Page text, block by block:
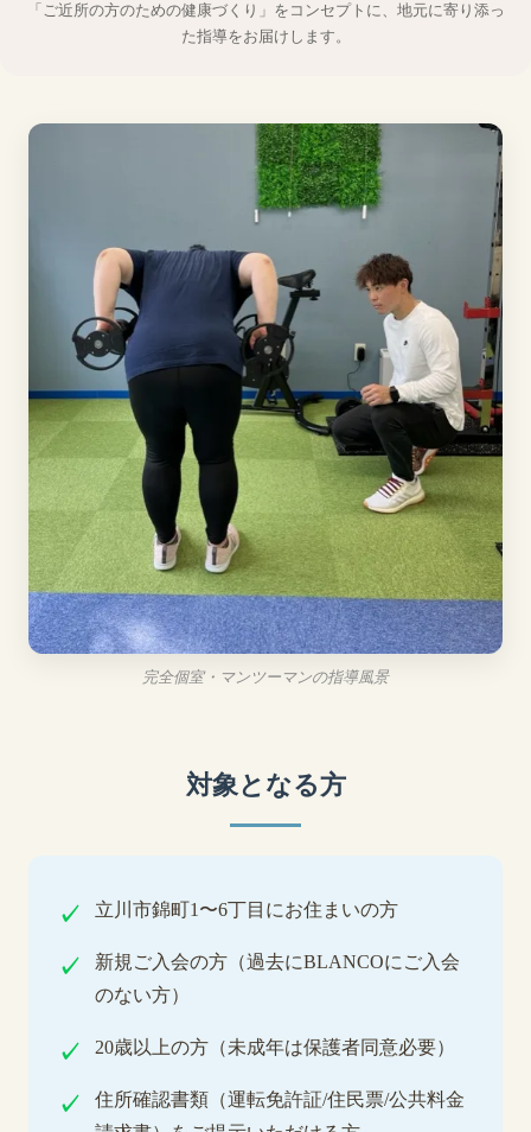
「ご近所の方のための健康づくり」をコンセプトに、地元に寄り添っ
た指導をお届けします。
完全個室・マンツーマンの指導風景
対象となる方
立川市錦町1〜6丁目にお住まいの方
新規ご入会の方（過去にBLANCOにご入会
のない方）
20歳以上の方（未成年は保護者同意必要）
住所確認書類（運転免許証/住民票/公共料金